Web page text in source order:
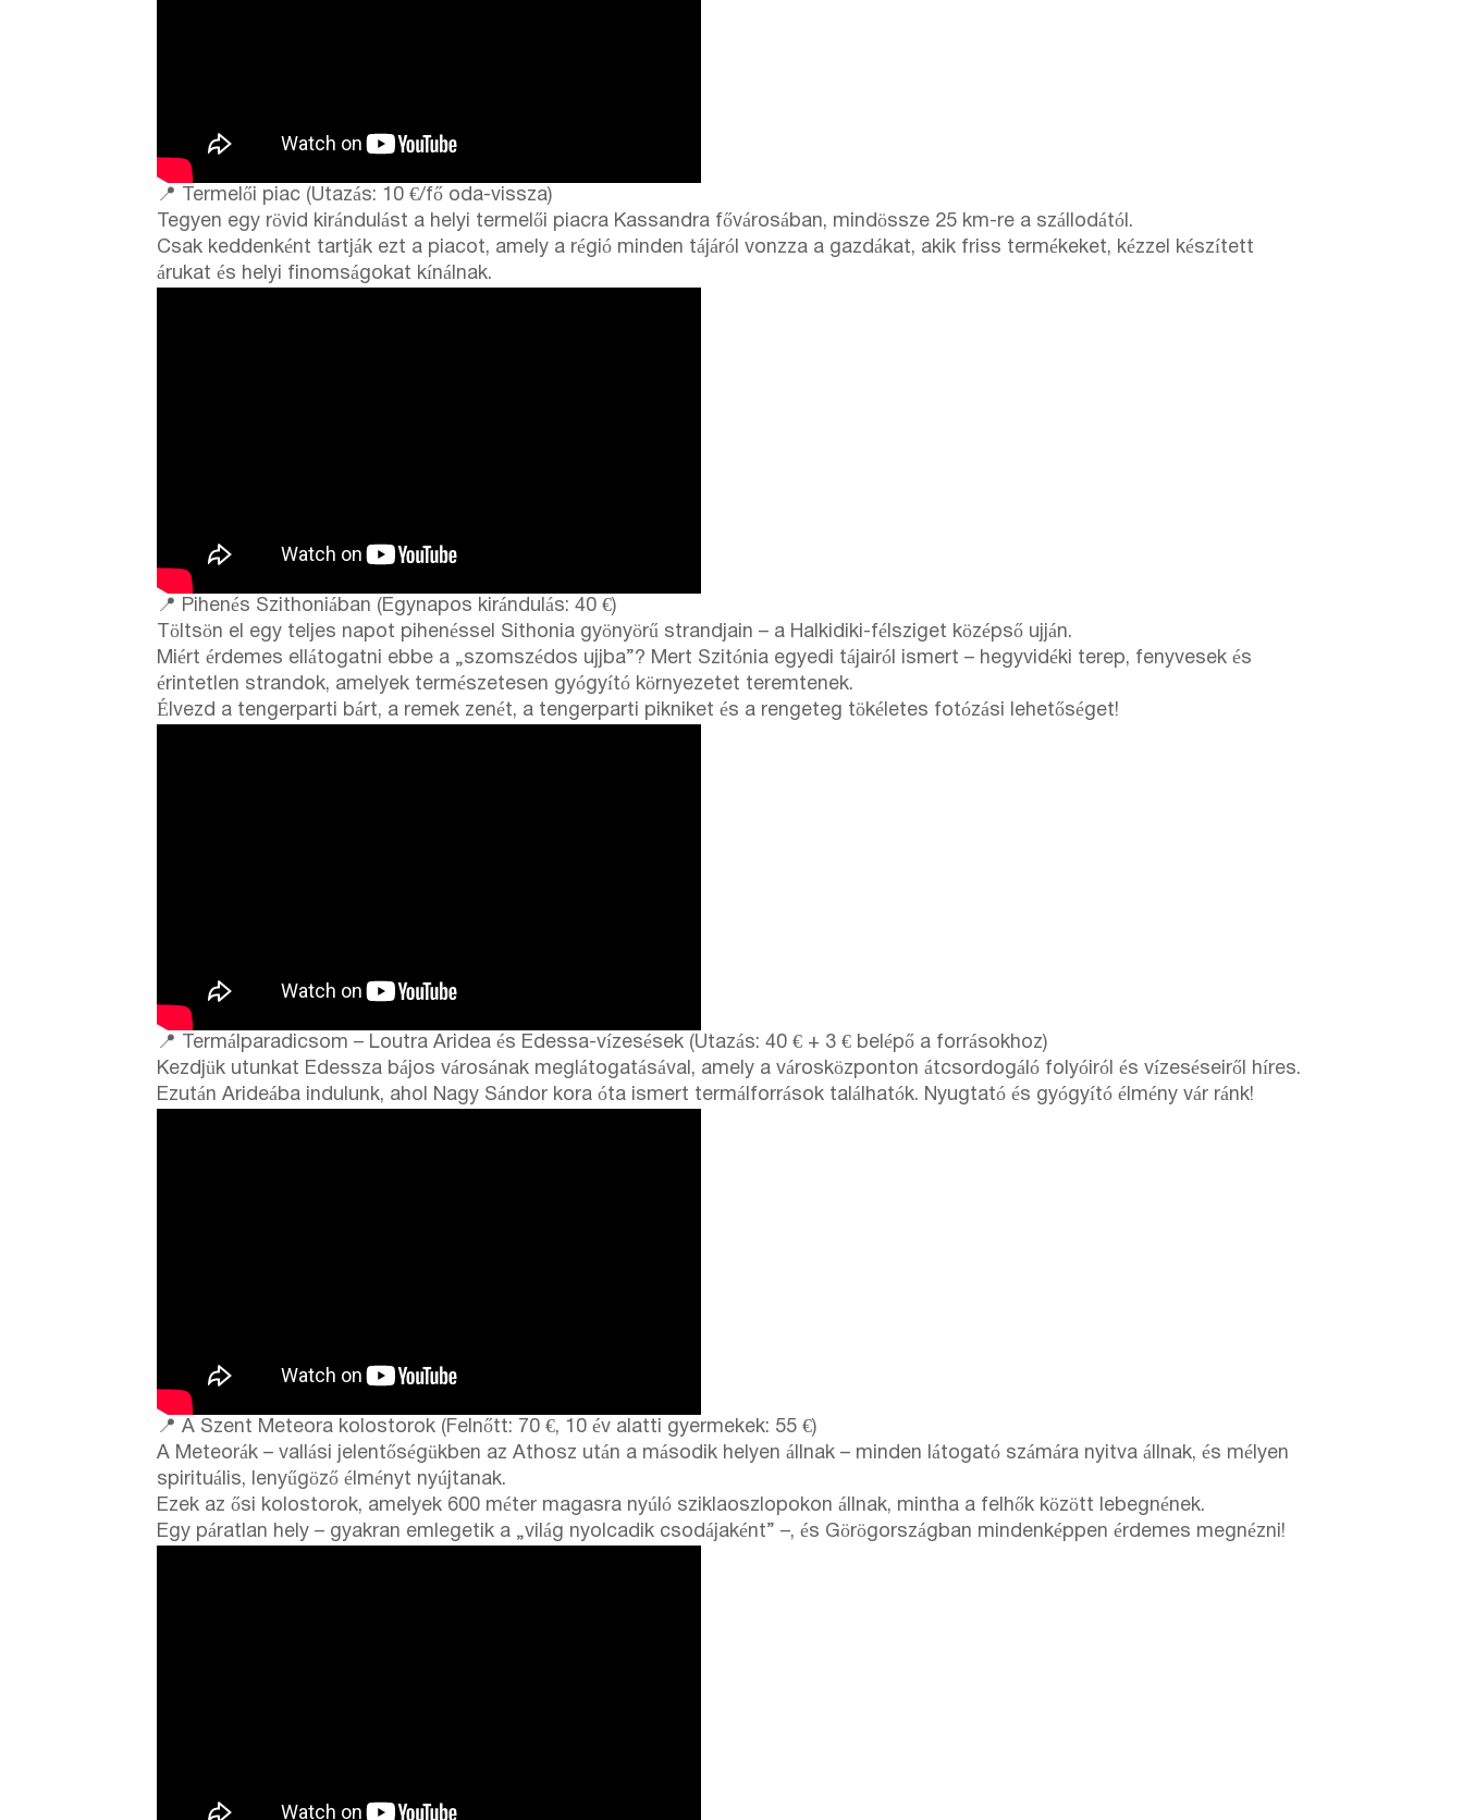
📍 Termelői piac (Utazás: 10 €/fő oda-vissza)
Tegyen egy rövid kirándulást a helyi termelői piacra Kassandra fővárosában, mindössze 25 km-re a szállodától.
Csak keddenként tartják ezt a piacot, amely a régió minden tájáról vonzza a gazdákat, akik friss termékeket, kézzel készített
árukat és helyi finomságokat kínálnak.
📍 Pihenés Szithoniában (Egynapos kirándulás: 40 €)
Töltsön el egy teljes napot pihenéssel Sithonia gyönyörű strandjain – a Halkidiki-félsziget középső ujján.
Miért érdemes ellátogatni ebbe a „szomszédos ujjba”? Mert Szitónia egyedi tájairól ismert – hegyvidéki terep, fenyvesek és
érintetlen strandok, amelyek természetesen gyógyító környezetet teremtenek.
Élvezd a tengerparti bárt, a remek zenét, a tengerparti pikniket és a rengeteg tökéletes fotózási lehetőséget!
📍 Termálparadicsom – Loutra Aridea és Edessa-vízesések (Utazás: 40 € + 3 € belépő a forrásokhoz)
Kezdjük utunkat Edessza bájos városának meglátogatásával, amely a városközponton átcsordogáló folyóiról és vízeséseiről híres.
Ezután Arideába indulunk, ahol Nagy Sándor kora óta ismert termálforrások találhatók. Nyugtató és gyógyító élmény vár ránk!
📍 A Szent Meteora kolostorok (Felnőtt: 70 €, 10 év alatti gyermekek: 55 €)
A Meteorák – vallási jelentőségükben az Athosz után a második helyen állnak – minden látogató számára nyitva állnak, és mélyen
spirituális, lenyűgöző élményt nyújtanak.
Ezek az ősi kolostorok, amelyek 600 méter magasra nyúló sziklaoszlopokon állnak, mintha a felhők között lebegnének.
Egy páratlan hely – gyakran emlegetik a „világ nyolcadik csodájaként” –, és Görögországban mindenképpen érdemes megnézni!